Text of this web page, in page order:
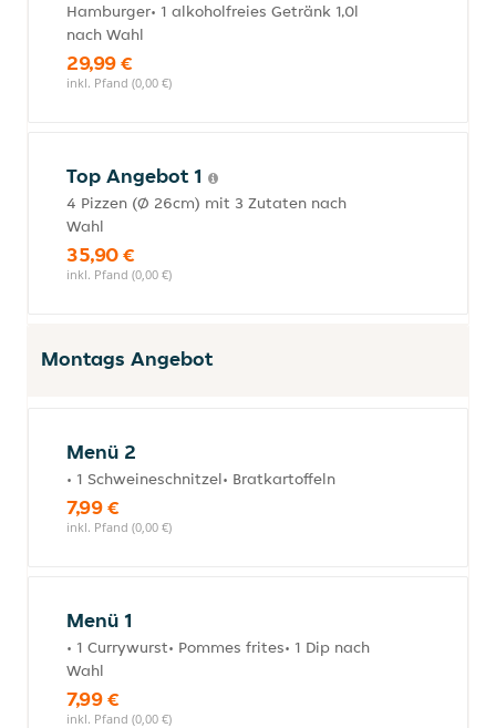
Hamburger• 1 alkoholfreies Getränk 1,0l
nach Wahl
29,99 €
inkl. Pfand (0,00 €)
Top Angebot 1
4 Pizzen (Ø 26cm) mit 3 Zutaten nach
Wahl
35,90 €
inkl. Pfand (0,00 €)
Montags Angebot
Menü 2
• 1 Schweineschnitzel• Bratkartoffeln
7,99 €
inkl. Pfand (0,00 €)
Menü 1
• 1 Currywurst• Pommes frites• 1 Dip nach
Wahl
7,99 €
inkl. Pfand (0,00 €)